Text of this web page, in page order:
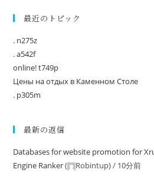
最近のトピック
. n275z
. a542f
online! t749p
Цены на отдых в Каменном Столе
. p305m
最新の返信
Databases for website promotion for
Engine Ranker( Robintup) / 10分前